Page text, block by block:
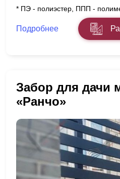
* ПЭ - полиэстер, ППП -
Подробнее
Забор для дачи
«Ранчо»